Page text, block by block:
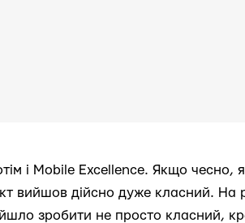
і Mobile Excellence. Якщо чесно, я
вийшов дійсно дуже класний. На
зробити не просто класний,